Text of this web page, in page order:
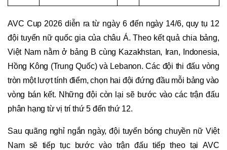
AVC Cup 2026 diễn ra từ ngày 6 đến ngày 14/6, quy tụ 12
đội tuyển nữ quốc gia của châu Á. Theo kết quả chia bảng,
Việt Nam nằm ở bảng B cùng Kazakhstan, Iran, Indonesia,
Hồng Kông (Trung Quốc) và Lebanon. Các đội thi đấu vòng
tròn một lượt tính điểm, chọn hai đội đứng đầu mỗi bảng vào
vòng bán kết. Những đội còn lại sẽ bước vào các trận đấu
phân hạng từ vị trí thứ 5 đến thứ 12.
Sau quãng nghỉ ngắn ngày, đội tuyển bóng chuyền nữ Việt
Nam sẽ tiếp tục bước vào trận đấu tiếp theo tại AVC